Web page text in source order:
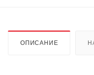
ОПИСАНИЕ